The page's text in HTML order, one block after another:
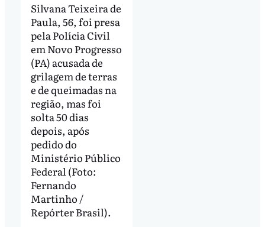
Silvana Teixeira de
Paula, 56, foi presa
pela Polícia Civil
em Novo Progresso
(PA) acusada de
grilagem de terras
e de queimadas na
região, mas foi
solta 50 dias
depois, após
pedido do
Ministério Público
Federal (Foto:
Fernando
Martinho /
Repórter Brasil).